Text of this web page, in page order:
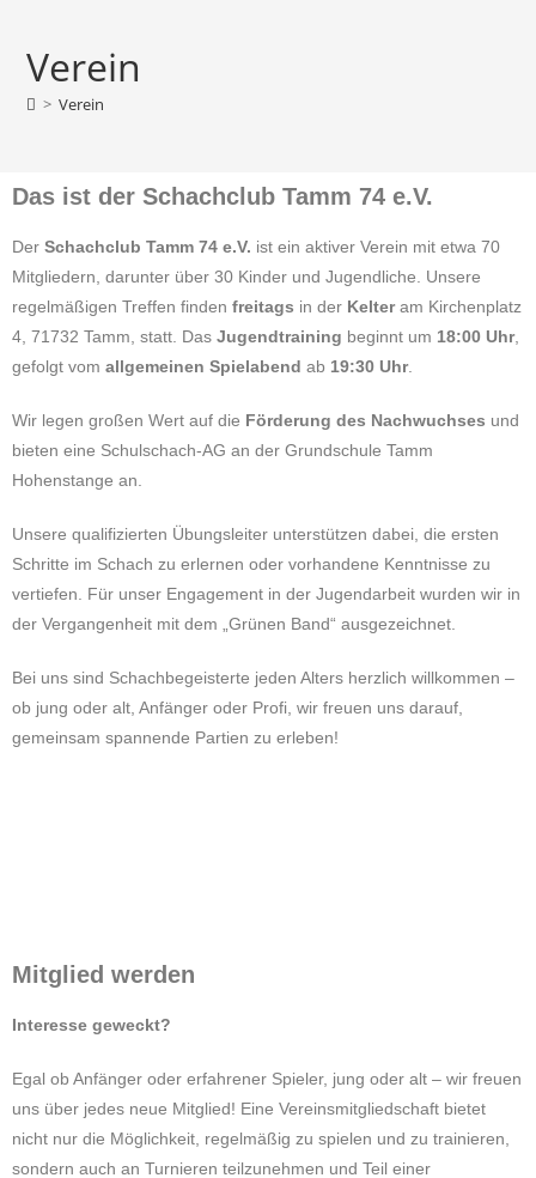
Verein
> Verein
Das ist der Schachclub Tamm 74 e.V.
Der Schachclub Tamm 74 e.V. ist ein aktiver Verein mit etwa 70
Mitgliedern, darunter über 30 Kinder und Jugendliche. Unsere
regelmäßigen Treffen finden freitags in der Kelteram Kirchenplatz
4, 71732 Tamm, statt. Das Jugendtraining beginnt um 18:00 Uhr,
gefolgt vom allgemeinen Spielabend ab 19:30 Uhr.
Wir legen großen Wert auf die Förderung des Nachwuchses und
bieten eine Schulschach-AG an der Grundschule Tamm
Hohenstange an.
Unsere qualifizierten Übungsleiter unterstützen dabei, die ersten
Schritte im Schach zu erlernen oder vorhandene Kenntnisse zu
vertiefen. Für unser Engagement in der Jugendarbeit wurden wir in
der Vergangenheit mit dem „Grünen Band“ ausgezeichnet.
Bei uns sind Schachbegeisterte jeden Alters herzlich willkommen –
ob jung oder alt, Anfänger oder Profi, wir freuen uns darauf,
gemeinsam spannende Partien zu erleben!
Mitglied werden
Interesse geweckt?
Egal ob Anfänger oder erfahrener Spieler, jung oder alt – wir freuen
uns über jedes neue Mitglied! Eine Vereinsmitgliedschaft bietet
nicht nur die Möglichkeit, regelmäßig zu spielen und zu trainieren,
sondern auch an Turnieren teilzunehmen und Teil einer